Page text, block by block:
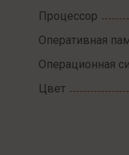
Процессор
Оперативная
Операционная
Цвет